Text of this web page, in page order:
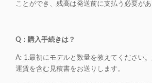
ことができ、残高は発送前に支払う必要があ
Q：購入手続きは？
A: 1.最初にモデルと数量を教えてください。
運賃を含む見積書をお送りします。